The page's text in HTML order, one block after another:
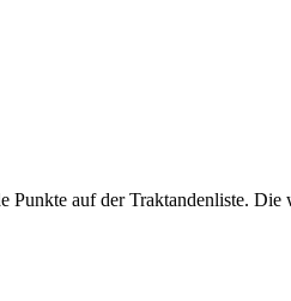
auf der Traktandenliste.